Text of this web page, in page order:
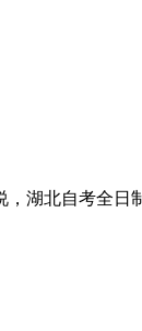
湖北自考全日